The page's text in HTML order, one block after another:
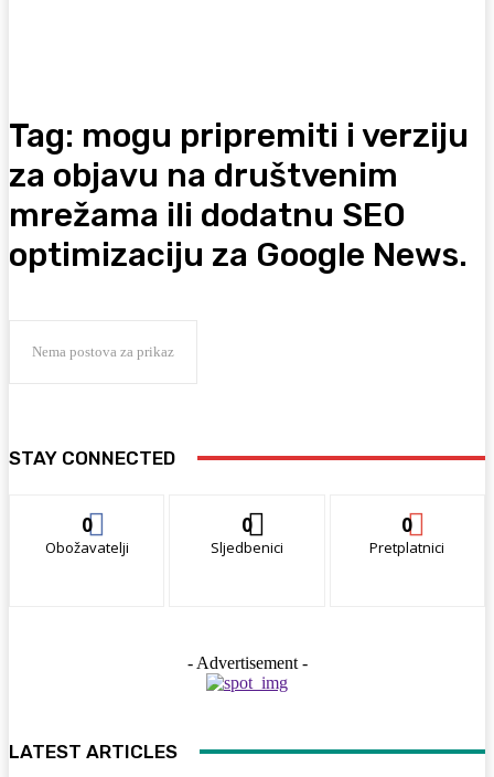
Tag: mogu pripremiti i verziju
za objavu na društvenim
mrežama ili dodatnu SEO
optimizaciju za Google News.
Nema postova za prikaz
STAY CONNECTED
0
Obožavatelji
0
Sljedbenici
0
Pretplatnici
- Advertisement -
LATEST ARTICLES